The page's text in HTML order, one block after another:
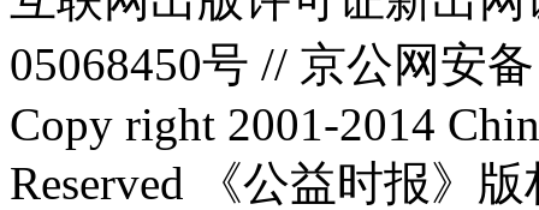
05068450号 // 京公网安
Copy right 2001-2014
Reserved 《公益时报》